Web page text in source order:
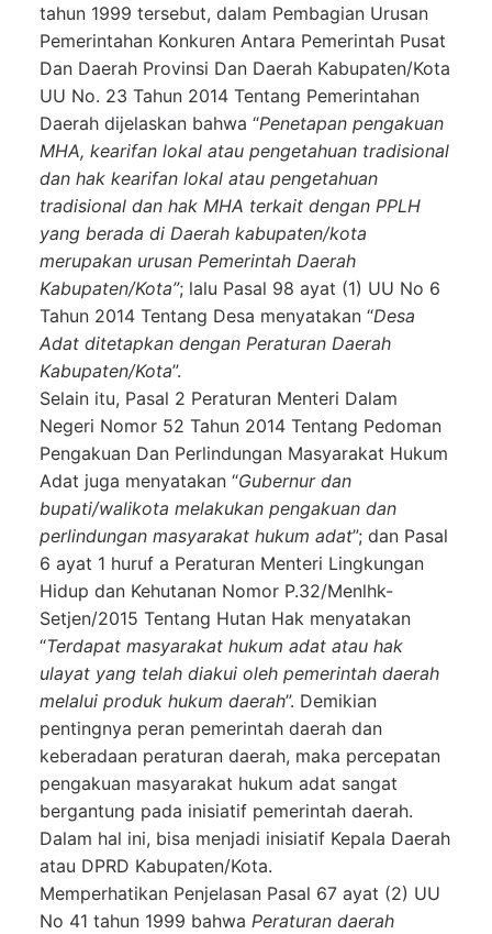
tahun 1999 tersebut, dalam Pembagian Urusan
Pemerintahan Konkuren Antara Pemerintah Pusat
Dan Daerah Provinsi Dan Daerah Kabupaten/Kota
UU No. 23 Tahun 2014 Tentang Pemerintahan
Daerah dijelaskan bahwa “Penetapan pengakuan
MHA, kearifan lokal atau pengetahuan tradisional
dan hak kearifan lokal atau pengetahuan
tradisional dan hak MHA terkait dengan PPLH
yang berada di Daerah kabupaten/kota
merupakan urusan Pemerintah Daerah
Kabupaten/Kota”; lalu Pasal 98 ayat (1) UU No 6
Tahun 2014 Tentang Desa menyatakan “Desa
Adat ditetapkan dengan Peraturan Daerah
Kabupaten/Kota”.
Selain itu, Pasal 2 Peraturan Menteri Dalam
Negeri Nomor 52 Tahun 2014 Tentang Pedoman
Pengakuan Dan Perlindungan Masyarakat Hukum
Adat juga menyatakan “Gubernur dan
bupati/walikota melakukan pengakuan dan
perlindungan masyarakat hukum adat”; dan Pasal
6 ayat 1 huruf a Peraturan Menteri Lingkungan
Hidup dan Kehutanan Nomor P.32/Menlhk-
Setjen/2015 Tentang Hutan Hak menyatakan
“Terdapat masyarakat hukum adat atau hak
ulayat yang telah diakui oleh pemerintah daerah
melalui produk hukum daerah”. Demikian
pentingnya peran pemerintah daerah dan
keberadaan peraturan daerah, maka percepatan
pengakuan masyarakat hukum adat sangat
bergantung pada inisiatif pemerintah daerah.
Dalam hal ini, bisa menjadi inisiatif Kepala Daerah
atau DPRD Kabupaten/Kota.
Memperhatikan Penjelasan Pasal 67 ayat (2) UU
No 41 tahun 1999 bahwa Peraturan daerah